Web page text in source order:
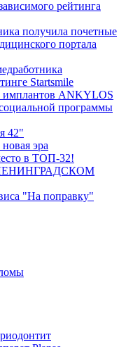
рейтинга
получила почетные
портала
Startsmile
имплантов ANKYLOS
программы
42"
эра
в ТОП-32!
"На поправку"